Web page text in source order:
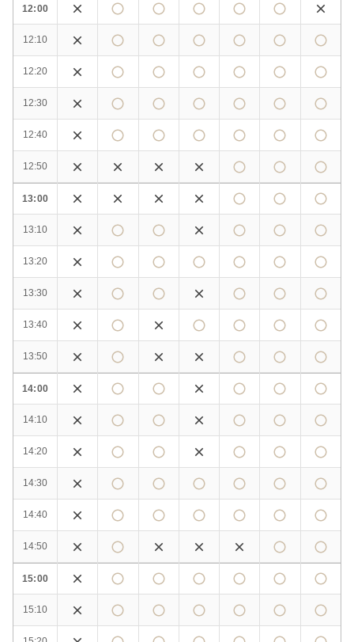
12:00
12:10
12:20
12:30
12:40
12:50
13:00
13:10
13:20
13:30
13:40
13:50
14:00
14:10
14:20
14:30
14:40
14:50
15:00
15:10